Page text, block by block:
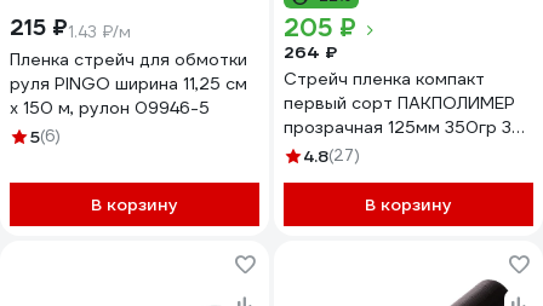
215 ₽1.43 ₽/м
Пленка стрейч для обмотки
руля PINGO ширина 11,25 см
х 150 м, рулон 09946-5
5(6)
В корзину
205 ₽
264 ₽
Стрейч пленка компакт
первый сорт ПАКПОЛИМЕР
прозрачная 125мм 350гр 38
20мкм
4.8(27)
В корзину